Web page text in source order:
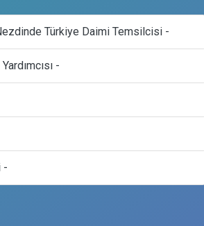
Türkiye Daimi Temsilcisi -
-
-